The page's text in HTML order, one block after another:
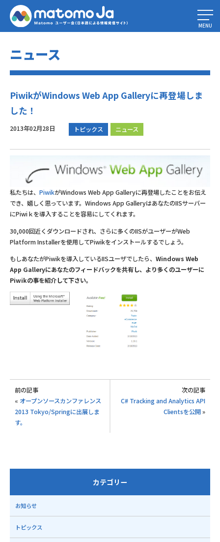
Home» PiwikがWindows Web App Galleryに再登場しました！
MENU
ニュース
PiwikがWindows Web App Galleryに再登場しま
した！
2013年02月28日 トピックス ニュース
私たちは、 PiwikがWindows Web App Galleryに再登場したことをお伝え
でき、嬉しく思っています。Windows App GalleryはあなたのIISサーバー
にPiwiｋを導入することを容易にしてくれます。
30,000回近くダウンロードされ、さらに多くのIISがユーザーがWeb
Platform Installerを使用してPiwikをインストールするでしょう。
もしあなたがPiwikを導入しているIISユーザでしたら、 Windows Web
App Galleryにあなたのフィードバックを共有し、より多くのユーザーに
Piwikの事を紹介して下さい。
前の記事
« オープンソースカンファレンス
2013 Tokyo/Springに出展しま
す。
次の記事
C# Tracking and Analytics API
Clientsを公開»
カテゴリー
お知らせ
トピックス